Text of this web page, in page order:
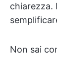
chiarezza.
Non sai